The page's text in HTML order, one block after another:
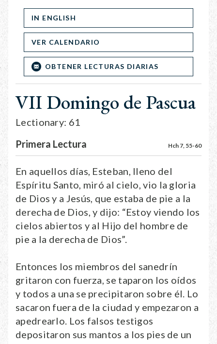
IN ENGLISH
VER CALENDARIO
OBTENER LECTURAS DIARIAS
VII Domingo de Pascua
Lectionary: 61
Primera Lectura
Hch 7, 55-60
En aquellos días, Esteban, lleno del
Espíritu Santo, miró al cielo, vio la gloria
de Dios y a Jesús, que estaba de pie a la
derecha de Dios, y dijo: “Estoy viendo los
cielos abiertos y al Hijo del hombre de
pie a la derecha de Dios”.
Entonces los miembros del sanedrín
gritaron con fuerza, se taparon los oídos
y todos a una se precipitaron sobre él. Lo
sacaron fuera de la ciudad y empezaron a
apedrearlo. Los falsos testigos
depositaron sus mantos a los pies de un